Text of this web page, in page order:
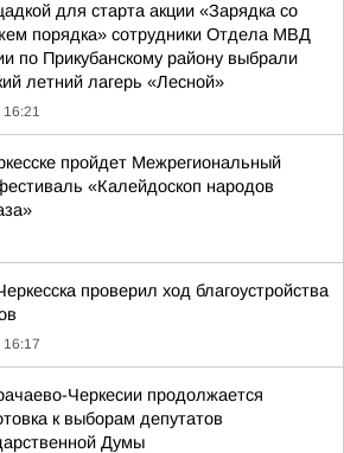
для старта акции «Зарядка со
порядка» сотрудники Отдела МВД
по Прикубанскому району выбрали
летний лагерь «Лесной»
16:21
пройдет Межрегиональный
«Калейдоскоп народов
проверил ход благоустройства
16:17
Черкесии продолжается
к выборам депутатов
Думы